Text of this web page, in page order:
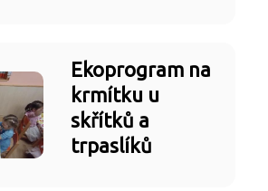
Ekoprogram na
krmítku u
skřítků a
trpaslíků